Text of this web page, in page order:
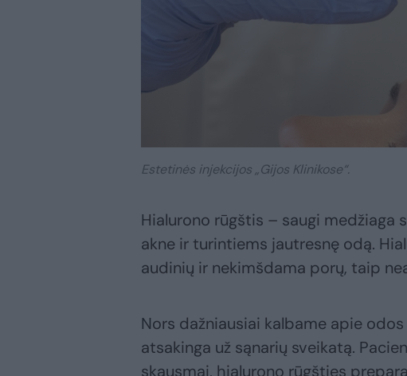
Estetinės injekcijos „Gijos Klinikose“.
Hialurono rūgštis – saugi
akne ir turintiems jautresnę odą.
audinių ir nekimšdama porų, taip
Nors dažniausiai kalbame apie
atsakinga už sąnarių sveikatą.
skausmai, hialurono rūgšties